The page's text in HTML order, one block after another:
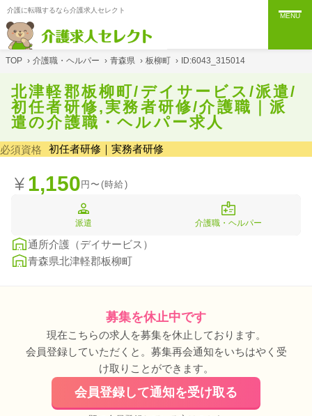
介護に転職するなら介護求人セレクト
MENU
TOP › 介護職・ヘルパー › 青森県 › 板柳町 › ID:6043_315014
北津軽郡板柳町/デイサービス/派遣/
初任者研修,実務者研修/介護職｜派
遣の介護職・ヘルパー求人
必須資格 初任者研修｜実務者研修
1,150円〜(時給)
派遣 介護職・ヘルパー
通所介護（デイサービス）
青森県北津軽郡板柳町
募集を休止中です
現在こちらの求人を募集を休止しております。
会員登録していただくと。募集再会通知をいちはやく受
け取りことができます。
会員登録して通知を受け取る